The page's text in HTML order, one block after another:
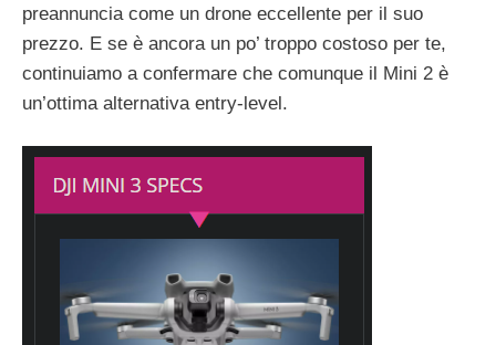
preannuncia come un drone eccellente per il suo
prezzo. E se è ancora un po’ troppo costoso per te,
continuiamo a confermare che comunque il Mini 2 è
un’ottima alternativa entry-level.